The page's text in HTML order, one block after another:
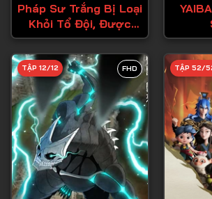
Tập 17
Tập 18
Tập 19
Tập 20
Tập 21
Tập 22
Pháp Sư Trắng Bị Loại
Khỏi Tổ Đội, Được
Mạo Hiểm Giả Cấp S
Đón Nhận
FHD
TẬP 12/12 TẬP 52/